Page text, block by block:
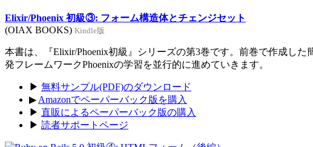
Elixir/Phoenix 初級③: フォーム構造体とチェンジセット
(OIAX BOOKS) Kindle版
本書は、『Elixir/Phoenix初級』シリーズの第3巻です。前巻で作成し
発フレームワークPhoenixの学習を並行的に進めていきます。
▶ 無料サンプル(PDF)のダウンロード
▶ Amazonでペーパーバック版を購入
▶ 直販によるペーパーバック版の購入
▶ 読者サポートページ